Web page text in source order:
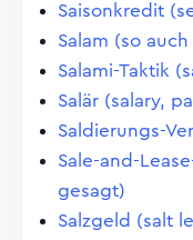
Saisonkredit
Salam (so
Salami-Taktik
Salär (salary,
Saldierungs-
Sale-and-
gesagt)
Salzgeld (salt